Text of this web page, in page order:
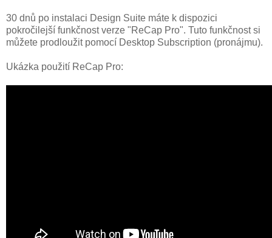
30 dnů po instalaci Design Suite máte k dispozici
pokročilejší funkčnost verze "ReCap Pro". Tuto funkčnost si
můžete prodloužit pomocí Desktop Subscription (pronájmu).
Ukázka použití ReCap Pro: